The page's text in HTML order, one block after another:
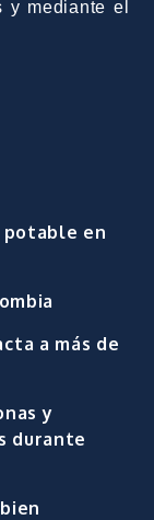
y mediante el
potable en
a más de
y
durante